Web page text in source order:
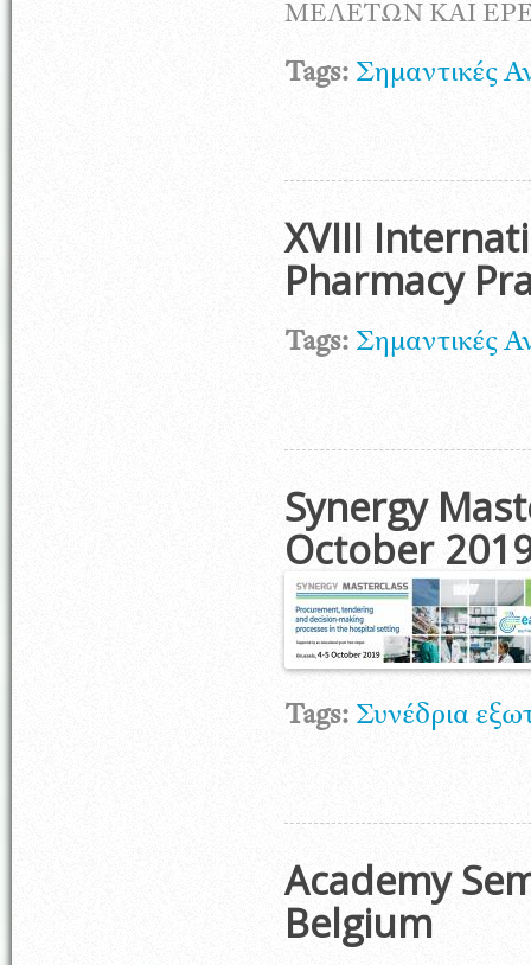
ΜΕΛΕΤΩΝ ΚΑΙ
Tags: Σημαντικές
XVIII
Pharmacy
Tags: Σημαντικές
Synergy
October
Tags: Συνέδρια
Academy
Belgium